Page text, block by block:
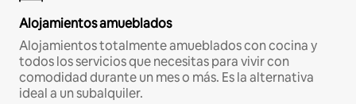
Alojamientos amueblados
Alojamientos totalmente amueblados con cocina y
todos los servicios que necesitas para vivir con
comodidad durante un mes o más. Es la alternativa
ideal a un subalquiler.